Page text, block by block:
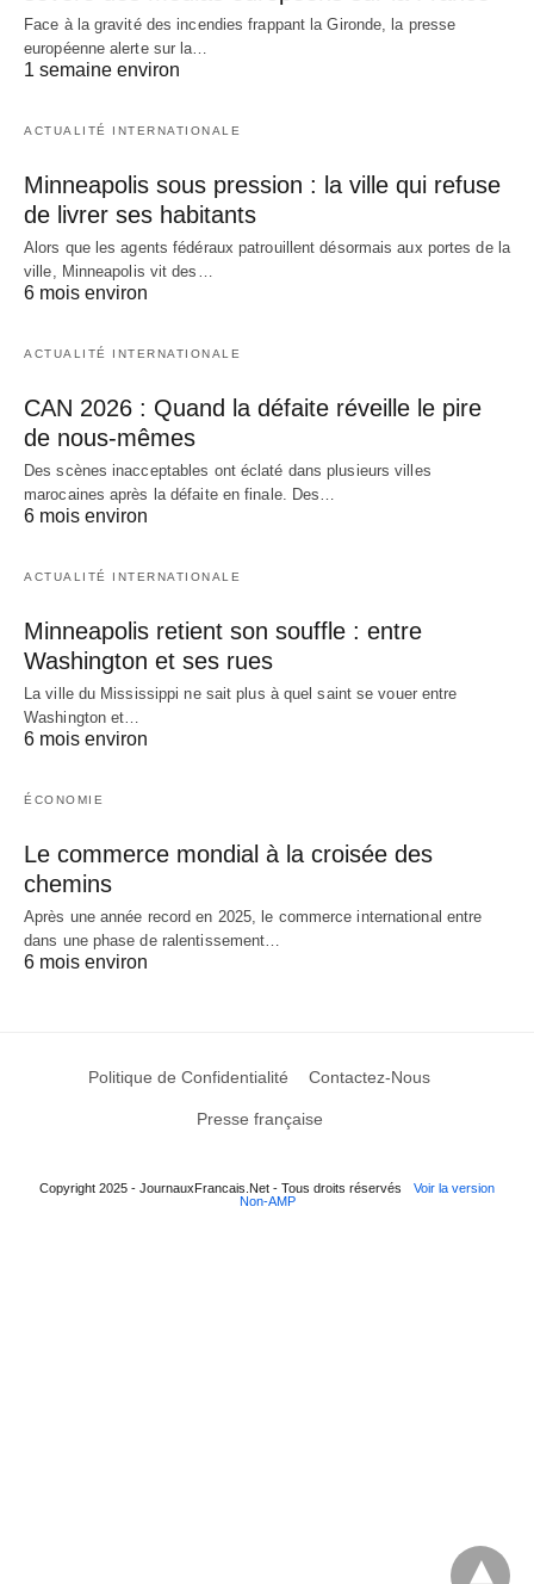
Face à la gravité des incendies frappant la Gironde, la presse
européenne alerte sur la…
1 semaine environ
ACTUALITÉ INTERNATIONALE
Minneapolis sous pression : la ville qui refuse
de livrer ses habitants
Alors que les agents fédéraux patrouillent désormais aux portes de la
ville, Minneapolis vit des…
6 mois environ
ACTUALITÉ INTERNATIONALE
CAN 2026 : Quand la défaite réveille le pire
de nous-mêmes
Des scènes inacceptables ont éclaté dans plusieurs villes
marocaines après la défaite en finale. Des…
6 mois environ
ACTUALITÉ INTERNATIONALE
Minneapolis retient son souffle : entre
Washington et ses rues
La ville du Mississippi ne sait plus à quel saint se vouer entre
Washington et…
6 mois environ
ÉCONOMIE
Le commerce mondial à la croisée des
chemins
Après une année record en 2025, le commerce international entre
dans une phase de ralentissement…
6 mois environ
Politique de Confidentialité Contactez-Nous
Presse française
Copyright 2025 - JournauxFrancais.Net - Tous droits réservés
Voir la version
Non-AMP